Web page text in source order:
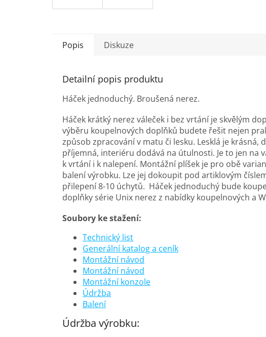
Popis Diskuze
Detailní popis produktu
Háček jednoduchý. Broušená nerez.
Háček krátký nerez váleček i bez vrtání je skvělým
výběru koupelnových doplňků budete řešit nejen
způsob zpracování v matu či lesku. Lesklá je krásná,
příjemná, interiéru dodává na útulnosti. Je to jen na
k vrtání i k nalepení. Montážní plíšek je pro obě
balení výrobku. Lze jej dokoupit pod artiklovým
přilepení 8-10 úchytů. Háček jednoduchý bude
doplňky série Unix nerez z nabídky koupelnových a
Soubory ke stažení:
Technický list
Generální katalog a ceník
Montážní návod
Montážní návod
Montážní konzole
Údržba
Balení
Údržba výrobku: